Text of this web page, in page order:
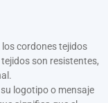
cordones tejidos
son resistentes,
logotipo o mensaje